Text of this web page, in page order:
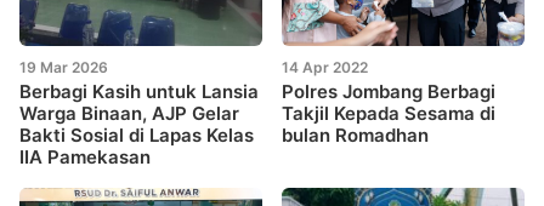
19 Mar 2026
Berbagi Kasih untuk Lansia
Warga Binaan, AJP Gelar
Bakti Sosial di Lapas Kelas
IIA Pamekasan
14 Apr 2022
Polres Jombang Berbagi
Takjil Kepada Sesama di
bulan Romadhan